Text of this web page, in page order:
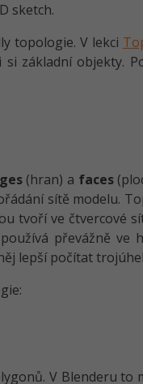
sketch.
topologie. V lekci
základní objekty.
(hran) a faces
sítě modelu.
tvoří ve čtvercové
převážně ve
lepší počítat
V Blenderu to